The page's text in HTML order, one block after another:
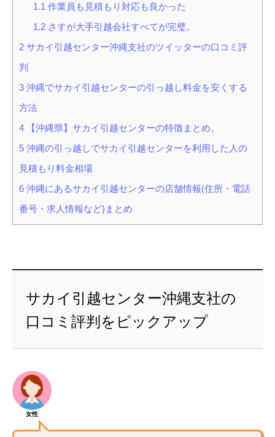
1.1 作業員も見積もり対応も良かった
1.2さすが大手引越会社すべてが完璧。
2 サカイ引越センター沖縄支社のツイッターの口コミ評
判
3 沖縄でサカイ引越センターの引っ越し料金を安くする
方法
4 【沖縄県】サカイ引越センターの特徴まとめ。
5 沖縄の引っ越しでサカイ引越センターを利用した人の
見積もり料金相場
6 沖縄にあるサカイ引越センターの店舗情報(住所・電話
番号・求人情報など)まとめ
サカイ引越センター沖縄支社の
口コミ評判をピックアップ
女性